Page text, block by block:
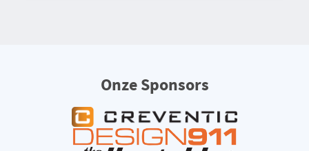
Onze Sponsors